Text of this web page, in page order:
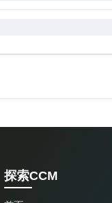
探索CCM